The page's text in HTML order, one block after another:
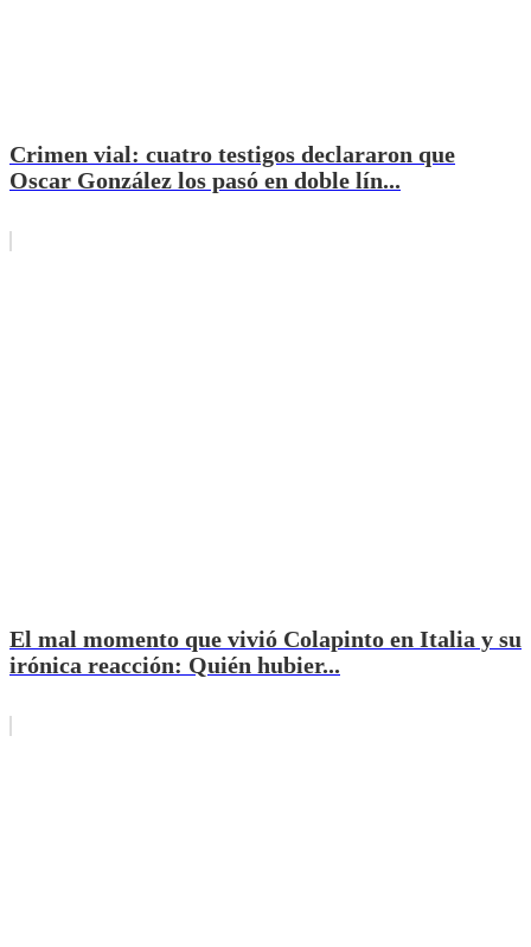
Crimen vial: cuatro testigos declararon que
Oscar González los pasó en doble lín...
El mal momento que vivió Colapinto en Italia y su
irónica reacción: Quién hubier...